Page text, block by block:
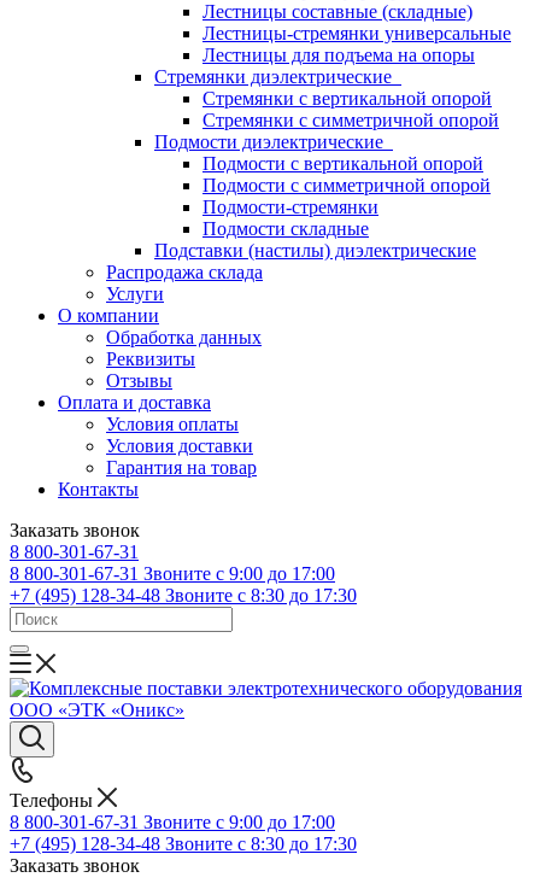
Лестницы составные (складные)
Лестницы-стремянки универсальные
Лестницы для подъема на опоры
Стремянки диэлектрические
Стремянки с вертикальной опорой
Стремянки с симметричной опорой
Подмости диэлектрические
Подмости с вертикальной опорой
Подмости с симметричной опорой
Подмости-стремянки
Подмости складные
Подставки (настилы) диэлектрические
Распродажа склада
Услуги
О компании
Обработка данных
Реквизиты
Отзывы
Оплата и доставка
Условия оплаты
Условия доставки
Гарантия на товар
Контакты
Заказать звонок
8 800-301-67-31
8 800-301-67-31 Звоните с 9:00 до 17:00
+7 (495) 128-34-48 Звоните с 8:30 до 17:30
Телефоны
8 800-301-67-31 Звоните с 9:00 до 17:00
+7 (495) 128-34-48 Звоните с 8:30 до 17:30
Заказать звонок